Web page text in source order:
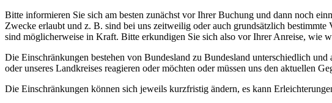
Bitte informieren Sie sich am besten zunächst vor Ihrer Buchung und dann noch
Zwecke erlaubt und z. B. sind bei uns zeitweilig oder auch grundsätzlich
sind möglicherweise in Kraft. Bitte erkundigen Sie sich also vor Ihrer Anreise, wie
Die Einschränkungen bestehen von Bundesland zu Bundesland unterschiedlich
oder unseres Landkreises reagieren oder möchten oder müssen uns den aktuellen
Die Einschränkungen können sich jeweils kurzfristig ändern, es kann